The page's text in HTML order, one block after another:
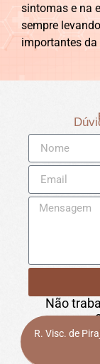
sintomas e na
sempre
importantes
Não
R. Visc. de